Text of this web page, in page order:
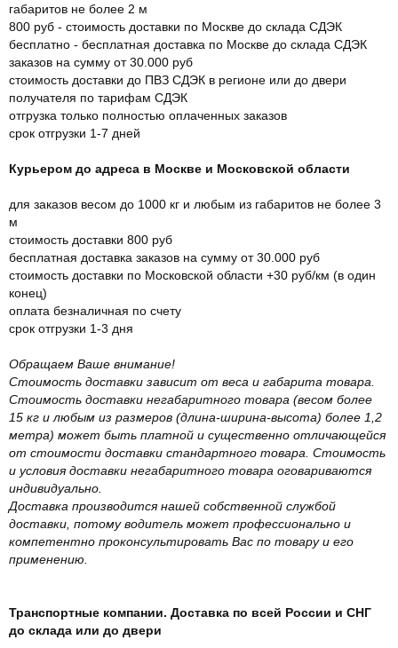
габаритов не более 2 м
800 руб - стоимость доставки по Москве до склада СДЭК
бесплатно - бесплатная доставка по Москве до склада СДЭК
заказов на сумму от 30.000 руб
стоимость доставки до ПВЗ СДЭК в регионе или до двери
получателя по тарифам СДЭК
отгрузка только полностью оплаченных заказов
срок отгрузки 1-7 дней
Курьером до адреса в Москве и Московской области
для заказов весом до 1000 кг и любым из габаритов не более 3
м
стоимость доставки 800 руб
бесплатная доставка заказов на сумму от 30.000 руб
стоимость доставки по Московской области +30 руб/км (в один
конец)
оплата безналичная по счету
срок отгрузки 1-3 дня
Обращаем Ваше внимание!
Стоимость доставки зависит от веса и габарита товара.
Стоимость доставки негабаритного товара (весом более
15 кг и любым из размеров (длина-ширина-высота) более 1,2
метра) может быть платной и существенно отличающейся
от стоимости доставки стандартного товара. Стоимость
и условия доставки негабаритного товара оговариваются
индивидуально.
Доставка производится нашей собственной службой
доставки, потому водитель может профессионально и
компетентно проконсультировать Вас по товару и его
применению.
Транспортные компании. Доставка по всей России и СНГ
до склада или до двери